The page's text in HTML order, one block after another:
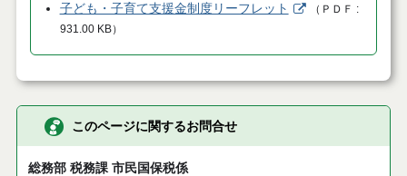
子ども・子育て支援金制度リーフレット （ ＰＤＦ
931.00 KB）
このページに関するお問合せ
総務部 税務課 市民国保税係